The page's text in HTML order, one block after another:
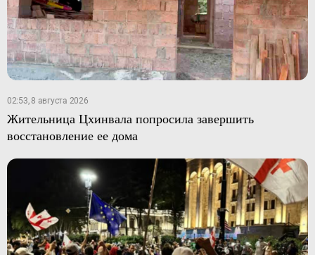
02:53, 8 августа 2026
Жительница Цхинвала попросила завершить
восстановление ее дома